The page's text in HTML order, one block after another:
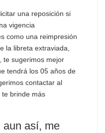
una reposición si
vigencia
como una reimpresión
la libreta extraviada,
te sugerimos mejor
tendrá los 05 años de
contactar al
te brinde más
aun así, me